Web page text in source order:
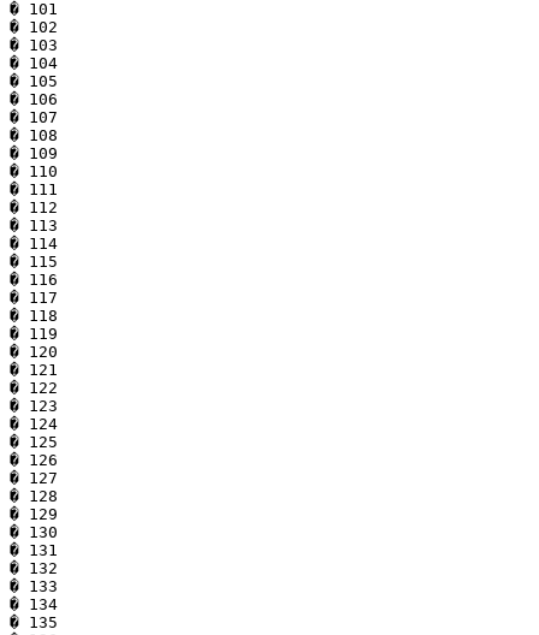
� 101
� 102
� 103
� 104
� 105
� 106
� 107
� 108
� 109
� 110
� 111
� 112
� 113
� 114
� 115
� 116
� 117
� 118
� 119
� 120
� 121
� 122
� 123
� 124
� 125
� 126
� 127
� 128
� 129
� 130
� 131
� 132
� 133
� 134
� 135